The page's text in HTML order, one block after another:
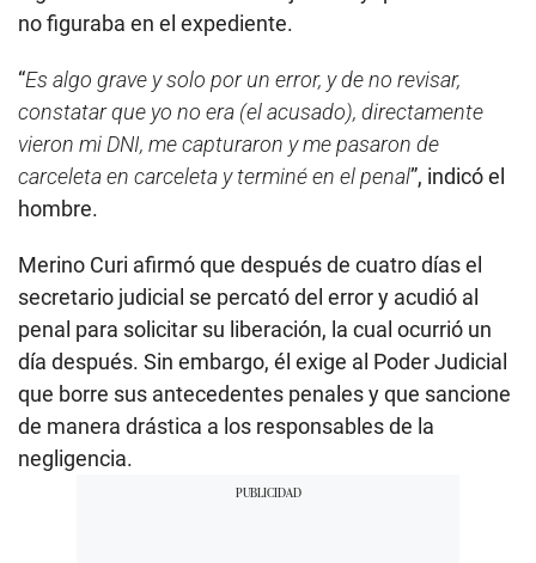
no figuraba en el expediente.
“Es algo grave y solo por un error, y de no revisar,
constatar que yo no era (el acusado), directamente
vieron mi DNI, me capturaron y me pasaron de
carceleta en carceleta y terminé en el penal”, indicó el
hombre.
Merino Curi afirmó que después de cuatro días el
secretario judicial se percató del error y acudió al
penal para solicitar su liberación, la cual ocurrió un
día después. Sin embargo, él exige al Poder Judicial
que borre sus antecedentes penales y que sancione
de manera drástica a los responsables de la
negligencia.